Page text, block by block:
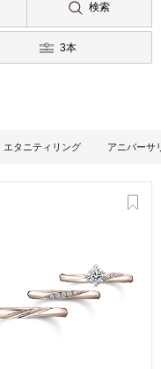
検索
3本
エタニティリング アニバーサ